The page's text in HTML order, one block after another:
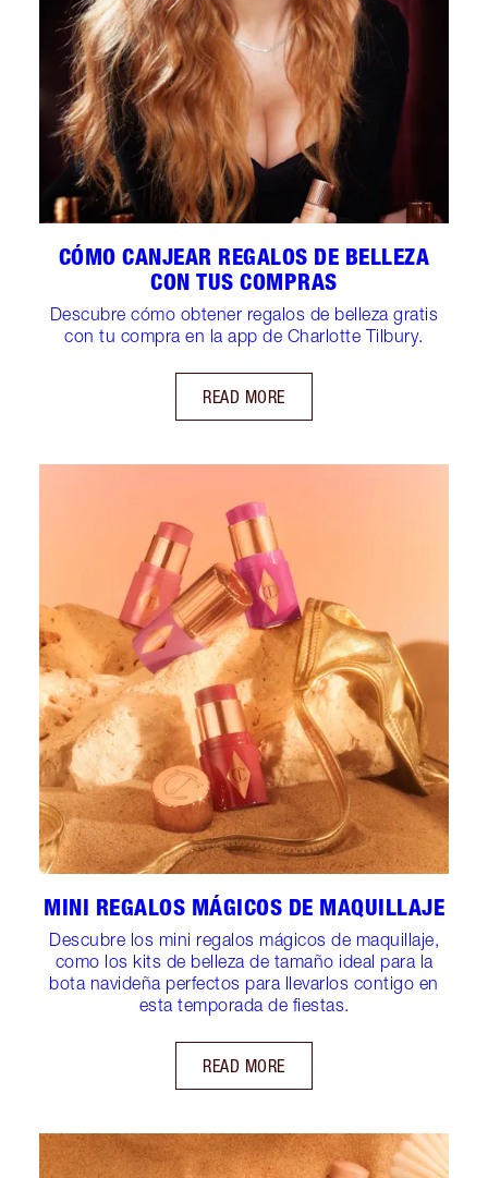
CÓMO CANJEAR REGALOS DE BELLEZA
CON TUS COMPRAS
Descubre cómo obtener regalos de belleza gratis
con tu compra en la app de Charlotte Tilbury.
READ MORE
MINI REGALOS MÁGICOS DE MAQUILLAJE
Descubre los mini regalos mágicos de maquillaje,
como los kits de belleza de tamaño ideal para la
bota navideña perfectos para llevarlos contigo en
esta temporada de fiestas.
READ MORE